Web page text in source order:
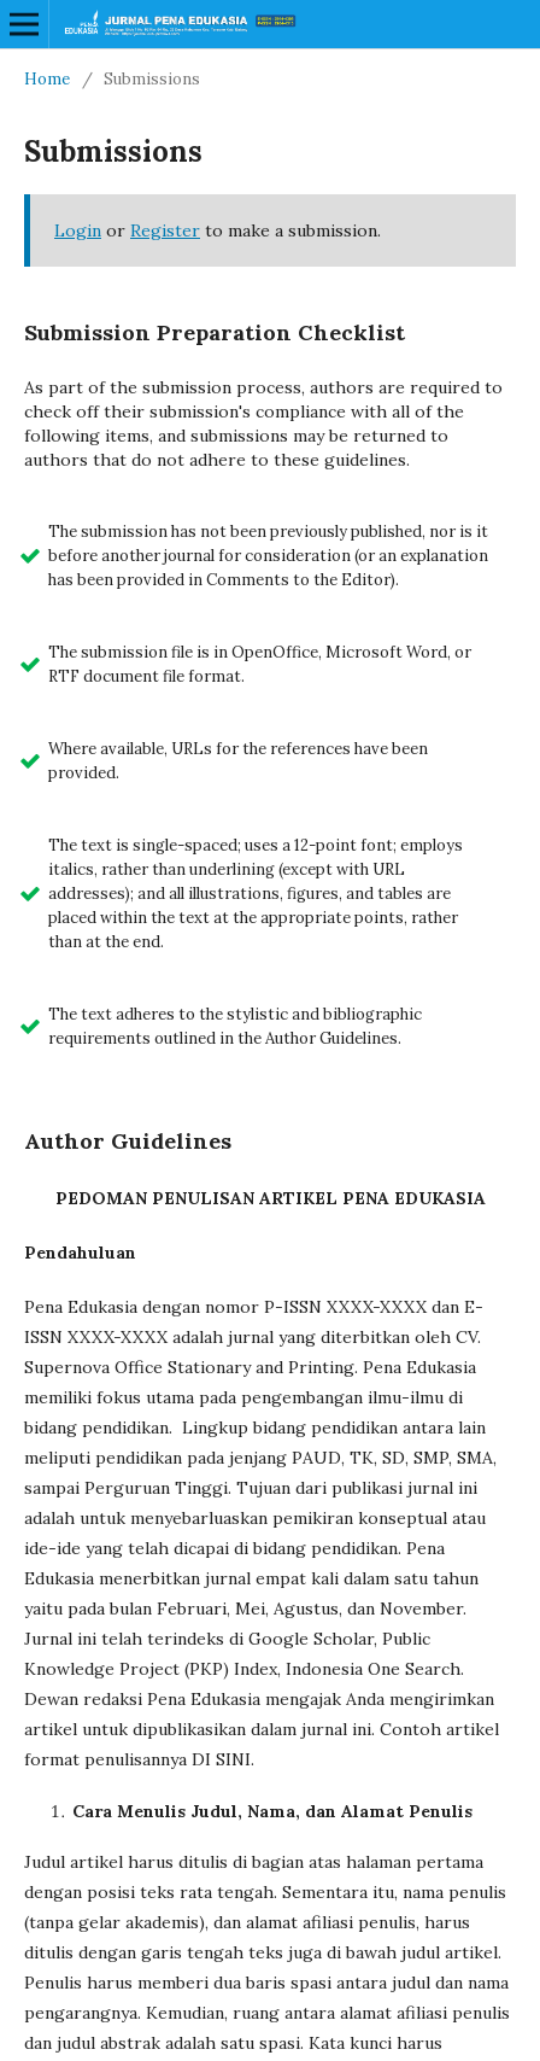
Home / Submissions
Submissions
Login or Register to make a submission.
Submission Preparation Checklist
As part of the submission process, authors are required to
check off their submission's compliance with all of the
following items, and submissions may be returned to
authors that do not adhere to these guidelines.
The submission has not been previously published, nor is it
before another journal for consideration (or an explanation
has been provided in Comments to the Editor).
The submission file is in OpenOffice, Microsoft Word, or
RTF document file format.
Where available, URLs for the references have been
provided.
The text is single-spaced; uses a 12-point font; employs
italics, rather than underlining (except with URL
addresses); and all illustrations, figures, and tables are
placed within the text at the appropriate points, rather
than at the end.
The text adheres to the stylistic and bibliographic
requirements outlined in the Author Guidelines.
Author Guidelines
PEDOMAN PENULISAN ARTIKEL PENA EDUKASIA
Pendahuluan
Pena Edukasia dengan nomor P-ISSN XXXX-XXXX dan E-
ISSN XXXX-XXXX adalah jurnal yang diterbitkan oleh CV.
Supernova Office Stationary and Printing. Pena Edukasia
memiliki fokus utama pada pengembangan ilmu-ilmu di
bidang pendidikan. Lingkup bidang pendidikan antara lain
meliputi pendidikan pada jenjang PAUD, TK, SD, SMP, SMA,
sampai Perguruan Tinggi. Tujuan dari publikasi jurnal ini
adalah untuk menyebarluaskan pemikiran konseptual atau
ide-ide yang telah dicapai di bidang pendidikan. Pena
Edukasia menerbitkan jurnal empat kali dalam satu tahun
yaitu pada bulan Februari, Mei, Agustus, dan November.
Jurnal ini telah terindeks di Google Scholar, Public
Knowledge Project (PKP) Index, Indonesia One Search.
Dewan redaksi Pena Edukasia mengajak Anda mengirimkan
artikel untuk dipublikasikan dalam jurnal ini. Contoh artikel
format penulisannya DI SINI.
Cara Menulis Judul, Nama, dan Alamat Penulis
Judul artikel harus ditulis di bagian atas halaman pertama
dengan posisi teks rata tengah. Sementara itu, nama penulis
(tanpa gelar akademis), dan alamat afiliasi penulis, harus
ditulis dengan garis tengah teks juga di bawah judul artikel.
Penulis harus memberi dua baris spasi antara judul dan nama
pengarangnya. Kemudian, ruang antara alamat afiliasi penulis
dan judul abstrak adalah satu spasi. Kata kunci harus